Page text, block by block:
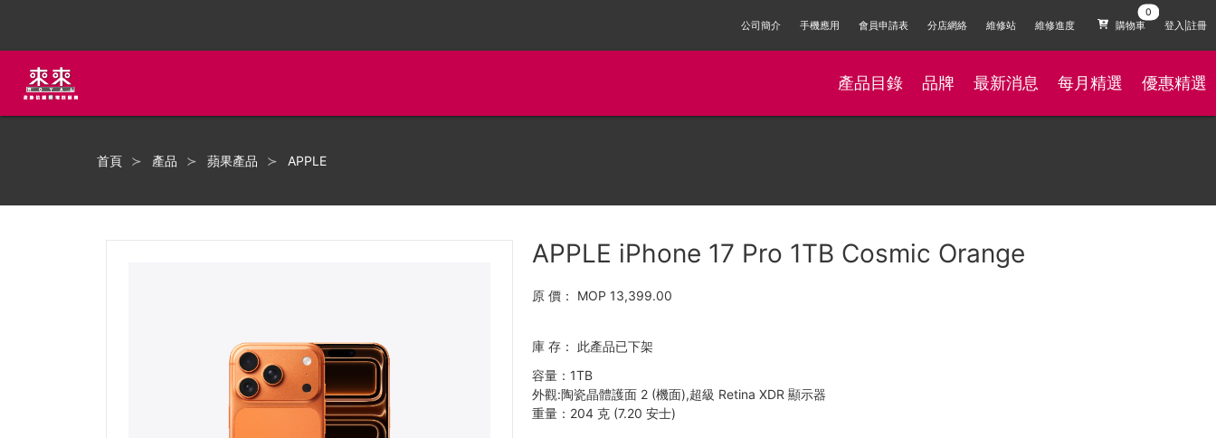
公司簡介 手機應用 會員申請表 分店網絡 維修站 維修進度 購物車 登入|註冊
產品目錄 品牌 最新消息 每月精選 優惠精選
首頁 產品 蘋果產品 APPLE
APPLE iPhone 17 Pro 1TB Cosmic Orange
原 價： MOP 13,399.00
庫 存：
此產品已下架
容量：1TB
外觀:陶瓷晶體護面 2 (機面),超級 Retina XDR 顯示器
重量：204 克 (7.20 安士)